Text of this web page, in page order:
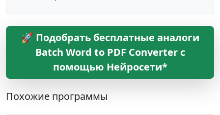
🚀 Подобрать бесплатные аналоги
Batch Word to PDF Converter с
помощью Нейросети*
Похожие программы